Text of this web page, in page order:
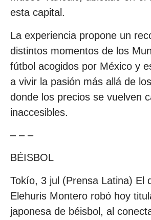
esta capital.
La experiencia propone un
distintos momentos de los
fútbol acogidos por México y
a vivir la pasión más allá de
donde los precios se vuelven
inaccesibles.
– – –
BÉISBOL
Tokío, 3 jul (Prensa Latina) El
Elehuris Montero robó hoy
japonesa de béisbol, al